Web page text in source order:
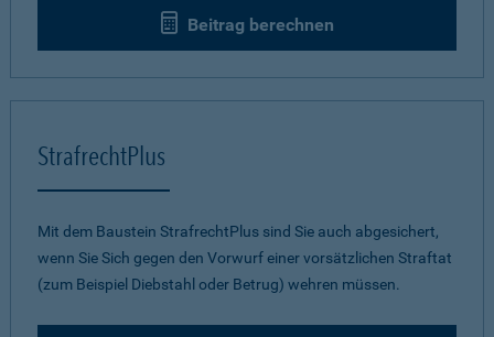
Beitrag berechnen
StrafrechtPlus
Mit dem Baustein StrafrechtPlus sind Sie auch abgesichert,
wenn Sie Sich gegen den Vorwurf einer vorsätzlichen Straftat
(zum Beispiel Diebstahl oder Betrug) wehren müssen.